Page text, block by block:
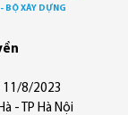
BỘ XÂY DỰNG
11/8/2023
- TP Hà Nội